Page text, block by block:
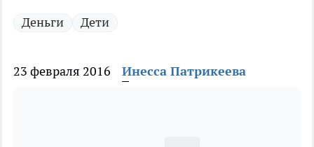
Деньги Дети
23 февраля 2016 Инесса Патрикеева